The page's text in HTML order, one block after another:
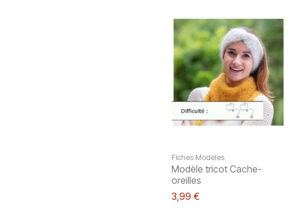
Fiches Modèles
Modèle tricot Cache-
oreilles
3,99 €